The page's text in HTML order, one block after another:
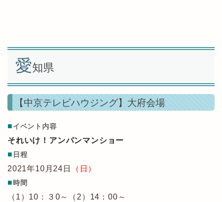
愛知県
【中京テレビハウジング】大府会場
■イベント内容
それいけ！アンパンマンショー
■ 日程
2021年10月24日
（日）
■時間
（1）10：３0～（2）14：00～